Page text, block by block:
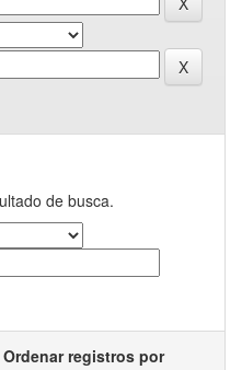
de busca.
Ordenar registros por